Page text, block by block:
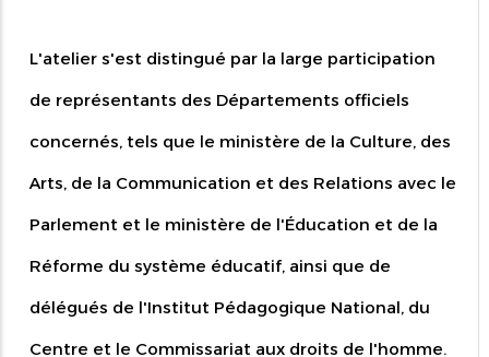
L'atelier s'est distingué par la large participation
de représentants des Départements officiels
concernés, tels que le ministère de la Culture, des
Arts, de la Communication et des Relations avec le
Parlement et le ministère de l'Éducation et de la
Réforme du système éducatif, ainsi que de
délégués de l'Institut Pédagogique National, du
Centre et le Commissariat aux droits de l'homme.